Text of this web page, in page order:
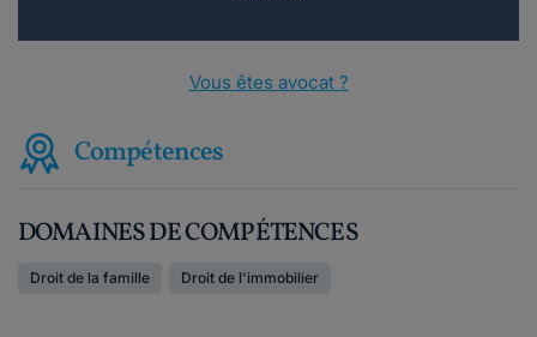
Vous êtes avocat ?
Compétences
DOMAINES DE COMPÉTENCES
Droit de la famille Droit de l'immobilier